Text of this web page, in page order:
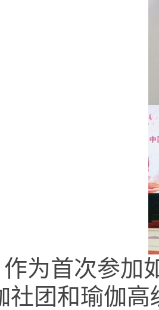
作为首次参加
社团和瑜伽